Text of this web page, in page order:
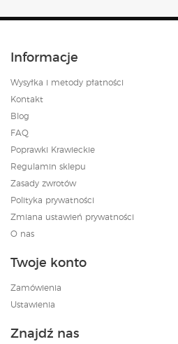
Informacje
Wysyłka i metody płatności
Kontakt
Blog
FAQ
Poprawki Krawieckie
Regulamin sklepu
Zasady zwrotów
Polityka prywatności
Zmiana ustawień prywatności
O nas
Twoje konto
Zamówienia
Ustawienia
Znajdź nas